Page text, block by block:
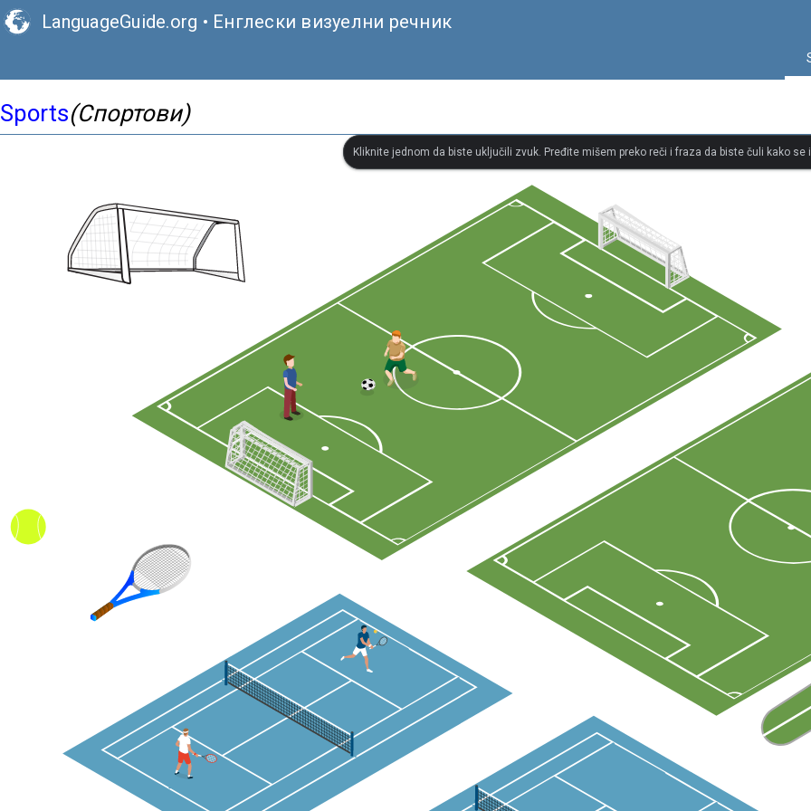
LanguageGuide.org • Енглески визуелни речник
Sports(Спортови)
Kliknite jednom da biste uključili zvuk. Pređite mišem preko reči i fraza da biste čuli kako se